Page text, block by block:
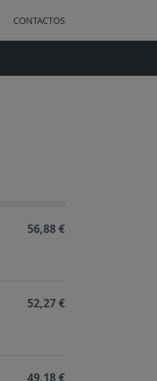
CONTACTOS
56,88 €
52,27 €
49,18 €